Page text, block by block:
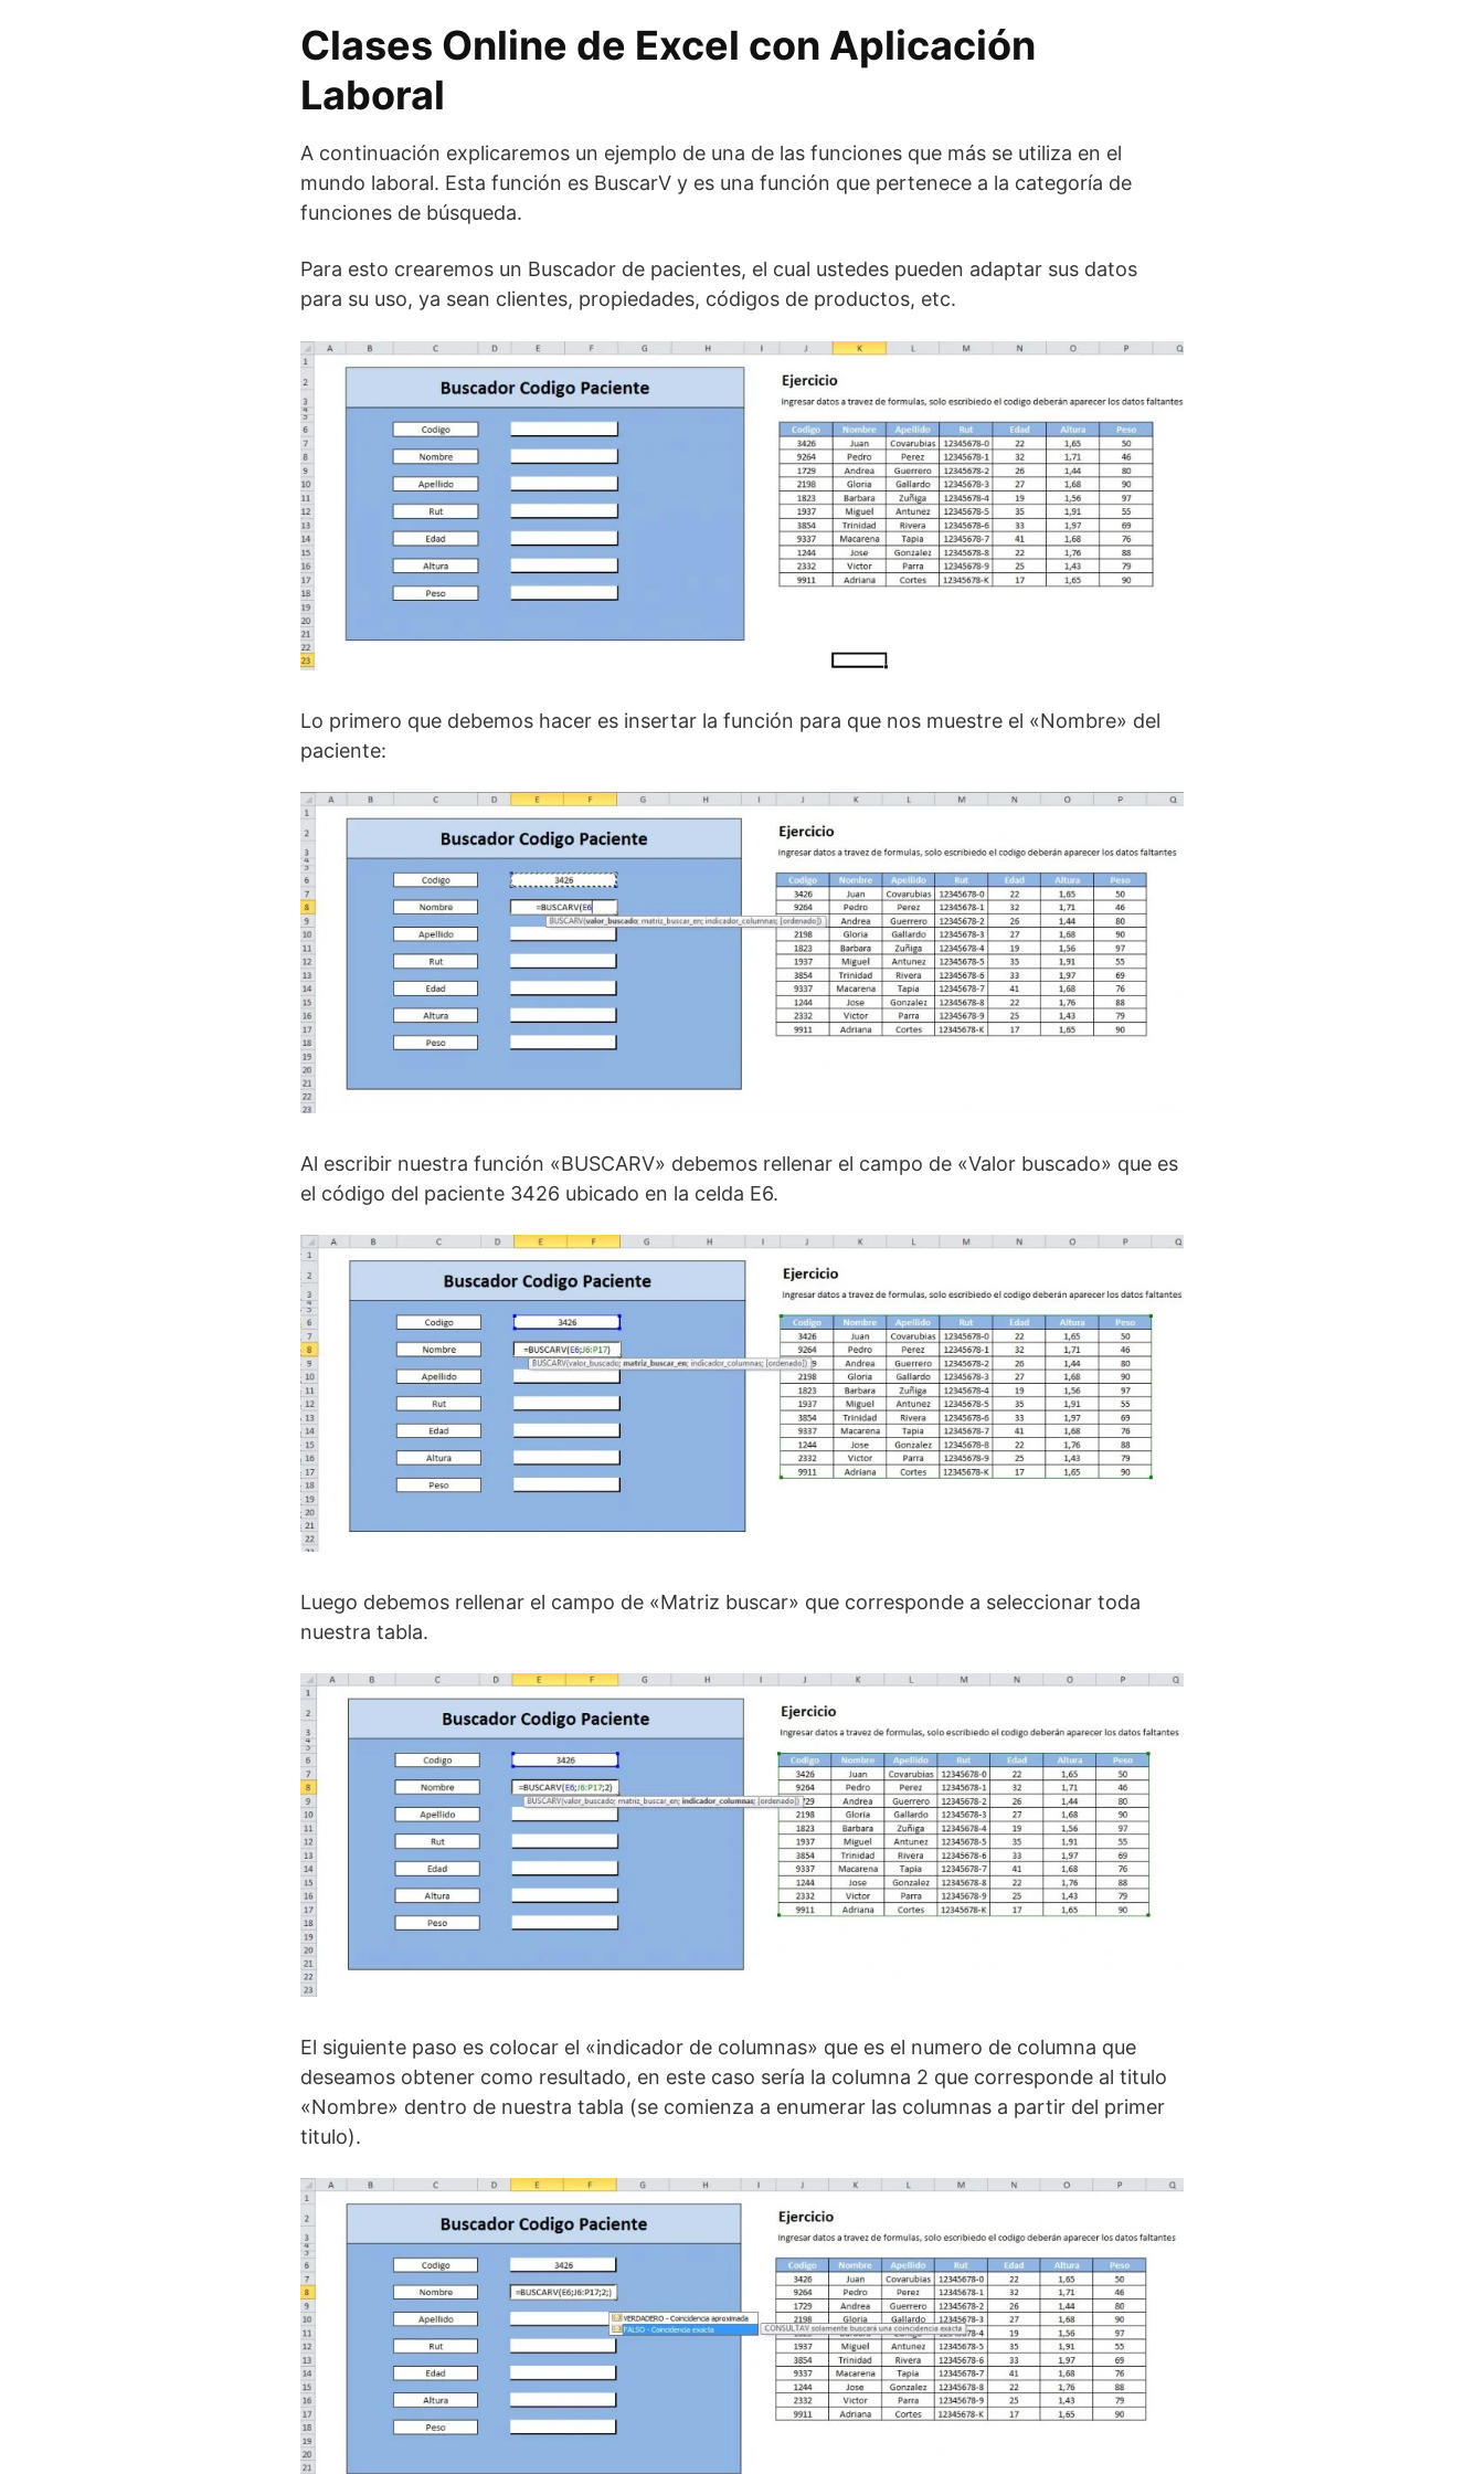
Clases Online de Excel con Aplicación
Laboral
A continuación explicaremos un ejemplo de una de las funciones que más se utiliza en el
mundo laboral. Esta función es BuscarV y es una función que pertenece a la categoría de
funciones de búsqueda.
Para esto crearemos un Buscador de pacientes, el cual ustedes pueden adaptar sus datos
para su uso, ya sean clientes, propiedades, códigos de productos, etc.
Lo primero que debemos hacer es insertar la función para que nos muestre el «Nombre» del
paciente:
Al escribir nuestra función «BUSCARV» debemos rellenar el campo de «Valor buscado» que es
el código del paciente 3426 ubicado en la celda E6.
Luego debemos rellenar el campo de «Matriz buscar» que corresponde a seleccionar toda
nuestra tabla.
El siguiente paso es colocar el «indicador de columnas» que es el numero de columna que
deseamos obtener como resultado, en este caso sería la columna 2 que corresponde al titulo
«Nombre» dentro de nuestra tabla (se comienza a enumerar las columnas a partir del primer
titulo).